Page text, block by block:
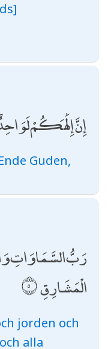
إِنَّ إِلَٰهَكُمْ
Guden,
رَبُّ السَّمَاوَاتِ
الْمَشَارِقِ
jorden och
alla